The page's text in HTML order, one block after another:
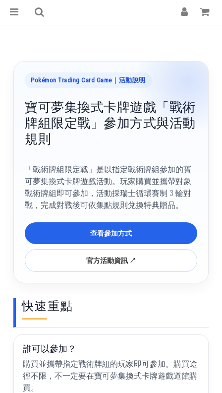
Pokémon Trading Card Game｜活動說明
寶可夢集換式卡牌遊戲「戰術
牌組限定戰」參加方式與活動
規則
「戰術牌組限定戰」是以指定戰術牌組參加的寶
可夢集換式卡牌遊戲活動。玩家購買並攜帶對象
戰術牌組即可參加，活動採瑞士循環賽制 3 輪對
戰，完成對戰後可依集點規則兌換特典贈品。
查看參加方式
官方活動資訊 ↗
快速重點
誰可以參加？
購買並攜帶指定戰術牌組的玩家即可參加。購買途
徑不限，不一定要在寶可夢集換式卡牌遊戲道館購
買。